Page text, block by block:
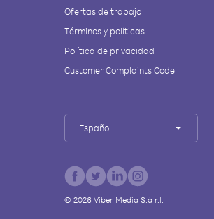
Ofertas de trabajo
Términos y políticas
Política de privacidad
Customer Complaints Code
Español
© 2026Viber Media S.à r.l.